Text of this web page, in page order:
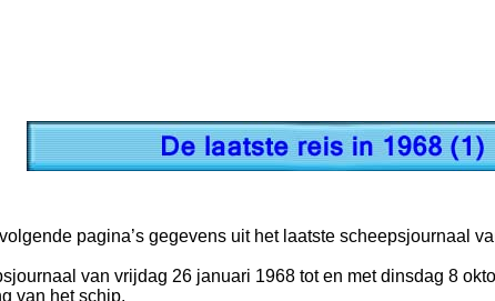
pagina’s gegevens uit het laatste scheepsjournaal
van vrijdag 26 januari 1968 tot en met dinsdag 8
van het schip.